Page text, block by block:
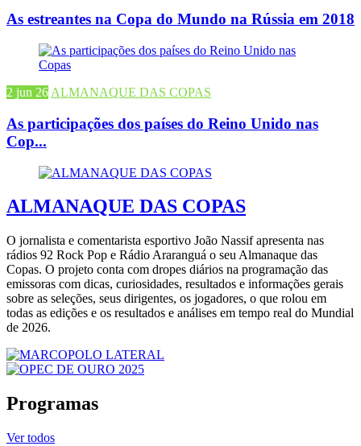
As estreantes na Copa do Mundo na Rússia em 2018
2 jun 26 ALMANAQUE DAS COPAS
As participações dos países do Reino Unido nas
Cop...
ALMANAQUE DAS COPAS
O jornalista e comentarista esportivo João Nassif apresenta nas
rádios 92 Rock Pop e Rádio Araranguá o seu Almanaque das
Copas. O projeto conta com dropes diários na programação das
emissoras com dicas, curiosidades, resultados e informações gerais
sobre as seleções, seus dirigentes, os jogadores, o que rolou em
todas as edições e os resultados e análises em tempo real do Mundial
de 2026.
Programas
Ver todos